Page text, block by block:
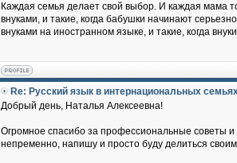
Каждая семья делает свой выбор. И каждая мама
внуками, и такие, когда бабушки начинают
внуками на иностранном языке, и такие, когда
Re: Русский язык в интернациональных
Добрый день, Наталья Алексеевна!
Огромное спасибо за профессиональные советы
непременно, напишу и просто буду делиться